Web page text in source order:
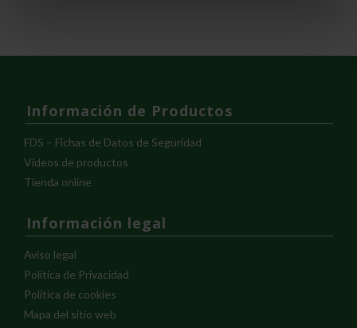
Información de Productos
FDS – Fichas de Datos de Seguridad
Vídeos de productos
Tienda online
Información legal
Aviso legal
Política de Privacidad
Política de cookies
Mapa del sitio web